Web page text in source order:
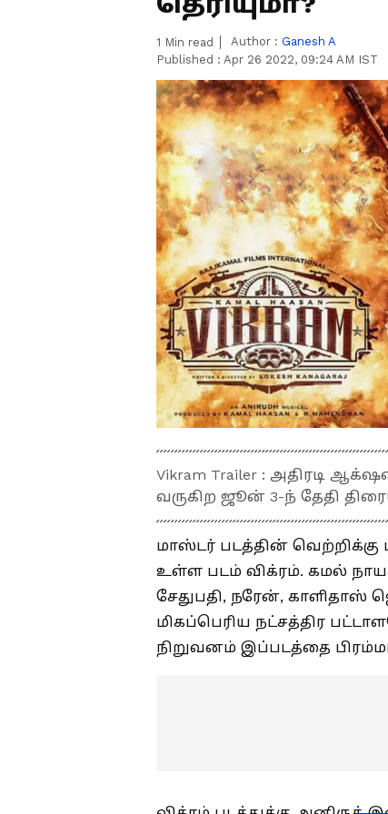
1 Min read Author : Ganesh A
Published : Apr 26 2022, 09:24 AM IST
Vikram Trailer : அதிரடி
வருகிற ஜூன் 3-ந் தேதி
மாஸ்டர் படத்தின்
உள்ள படம் விக்ரம். கமல்
சேதுபதி, நரேன்,
மிகப்பெரிய நட்சத்திர
நிறுவனம் இப்படத்தை